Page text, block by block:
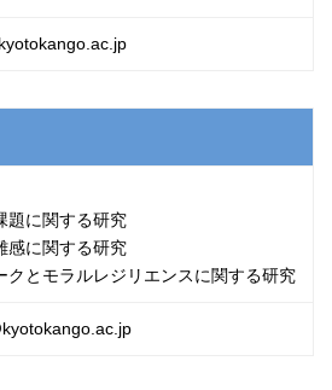
題に関する研究
感に関する研究
クとモラルレジリエンスに関する研究